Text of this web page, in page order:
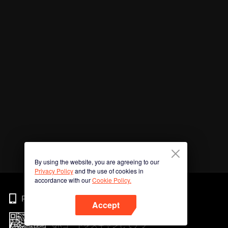
By using the website, you are agreeing to our
Privacy Policyand the use of cookies in
accordance with ourCookie Policy.
Accept
Phone
QRコードをスキャンしてアプ